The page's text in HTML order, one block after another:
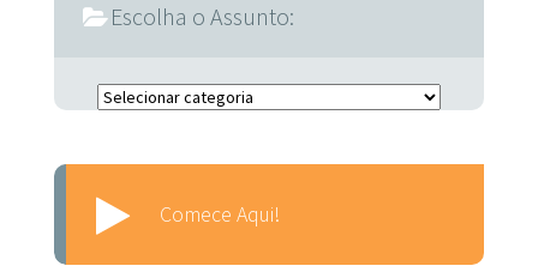
Escolha o Assunto:
Escolha o Assunto:
Comece Aqui!